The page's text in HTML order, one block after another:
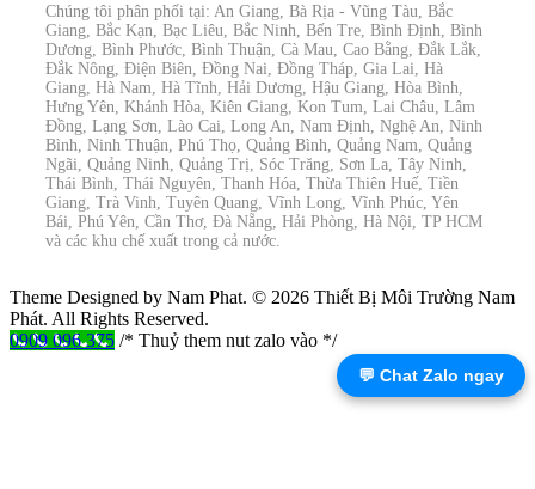
Chúng tôi phân phối tại: An Giang, Bà Rịa - Vũng Tàu, Bắc
Giang, Bắc Kạn, Bạc Liêu, Bắc Ninh, Bến Tre, Bình Định, Bình
Dương, Bình Phước, Bình Thuận, Cà Mau, Cao Bằng, Đắk Lắk,
Đắk Nông, Điện Biên, Đồng Nai, Đồng Tháp, Gia Lai, Hà
Giang, Hà Nam, Hà Tĩnh, Hải Dương, Hậu Giang, Hòa Bình,
Hưng Yên, Khánh Hòa, Kiên Giang, Kon Tum, Lai Châu, Lâm
Đồng, Lạng Sơn, Lào Cai, Long An, Nam Định, Nghệ An, Ninh
Bình, Ninh Thuận, Phú Thọ, Quảng Bình, Quảng Nam, Quảng
Ngãi, Quảng Ninh, Quảng Trị, Sóc Trăng, Sơn La, Tây Ninh,
Thái Bình, Thái Nguyên, Thanh Hóa, Thừa Thiên Huế, Tiền
Giang, Trà Vinh, Tuyên Quang, Vĩnh Long, Vĩnh Phúc, Yên
Bái, Phú Yên, Cần Thơ, Đà Nẵng, Hải Phòng, Hà Nội, TP HCM
và các khu chế xuất trong cả nước.
Theme Designed by Nam Phat. © 2026 Thiết Bị Môi Trường Nam
Phát. All Rights Reserved.
0909 096 375 /* Thuỷ them nut zalo vào */
💬 Chat Zalo ngay